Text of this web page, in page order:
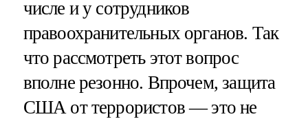
числе и у сотрудников
правоохранительных органов. Так
что рассмотреть этот вопрос
вполне резонно. Впрочем, защита
США от террористов — это не